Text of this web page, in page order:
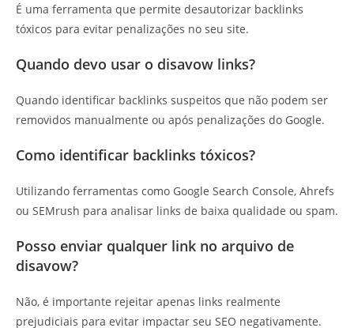
É uma ferramenta que permite desautorizar backlinks
tóxicos para evitar penalizações no seu site.
Quando devo usar o disavow links?
Quando identificar backlinks suspeitos que não podem ser
removidos manualmente ou após penalizações do Google.
Como identificar backlinks tóxicos?
Utilizando ferramentas como Google Search Console, Ahrefs
ou SEMrush para analisar links de baixa qualidade ou spam.
Posso enviar qualquer link no arquivo de
disavow?
Não, é importante rejeitar apenas links realmente
prejudiciais para evitar impactar seu SEO negativamente.